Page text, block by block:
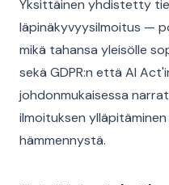
Yksittäinen yhdistetty
läpinäkyvyysilmoitus —
mikä tahansa yleisölle
sekä GDPR:n että AI
johdonmukaisessa
ilmoituksen
hämmennystä.